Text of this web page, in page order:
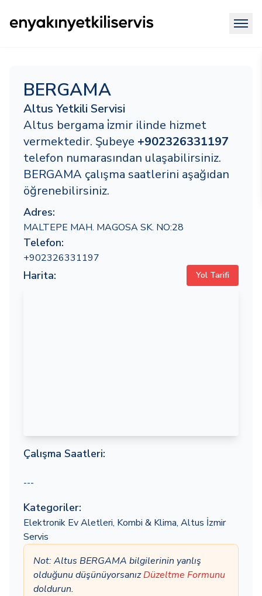
BERGAMA
Altus Yetkili Servisi
Altus bergama i̇zmir ilinde hizmet
vermektedir. Şubeye +902326331197
telefon numarasından ulaşabilirsiniz.
BERGAMA çalışma saatlerini aşağıdan
öğrenebilirsiniz.
Adres:
MALTEPE MAH. MAGOSA SK. NO:28
Telefon:
+902326331197
Harita: Yol Tarifi
Çalışma Saatleri:
---
Kategoriler:
Elektronik Ev Aletleri, Kombi & Klima, Altus İzmir
Servis
Not: Altus BERGAMA bilgilerinin yanlış
olduğunu düşünüyorsanızDüzeltme Formunu
doldurun.